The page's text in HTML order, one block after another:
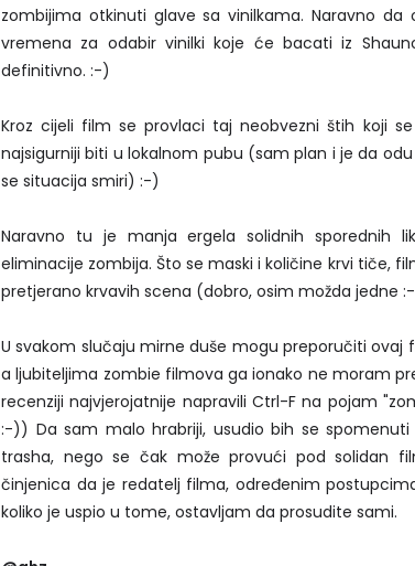
zombijima otkinuti glave sa vinilkama. Naravno da
vremena za odabir vinilki koje će bacati iz
definitivno. :-)
Kroz cijeli film se provlaci taj neobvezni štih koji
najsigurniji biti u lokalnom pubu (sam plan i je da
se situacija smiri) :-)
Naravno tu je manja ergela solidnih sporednih
eliminacije zombija. Što se maski i količine krvi tiče,
pretjerano krvavih scena (dobro, osim možda jedne
U svakom slučaju mirne duše mogu preporučiti ovaj
a ljubiteljima zombie filmova ga ionako ne moram
recenziji najvjerojatnije napravili Ctrl-F na pojam
:-)) Da sam malo hrabriji, usudio bih se
trasha, nego se čak može provući pod solidan
činjenica da je redatelj filma, određenim
koliko je uspio u tome, ostavljam da prosudite sami.